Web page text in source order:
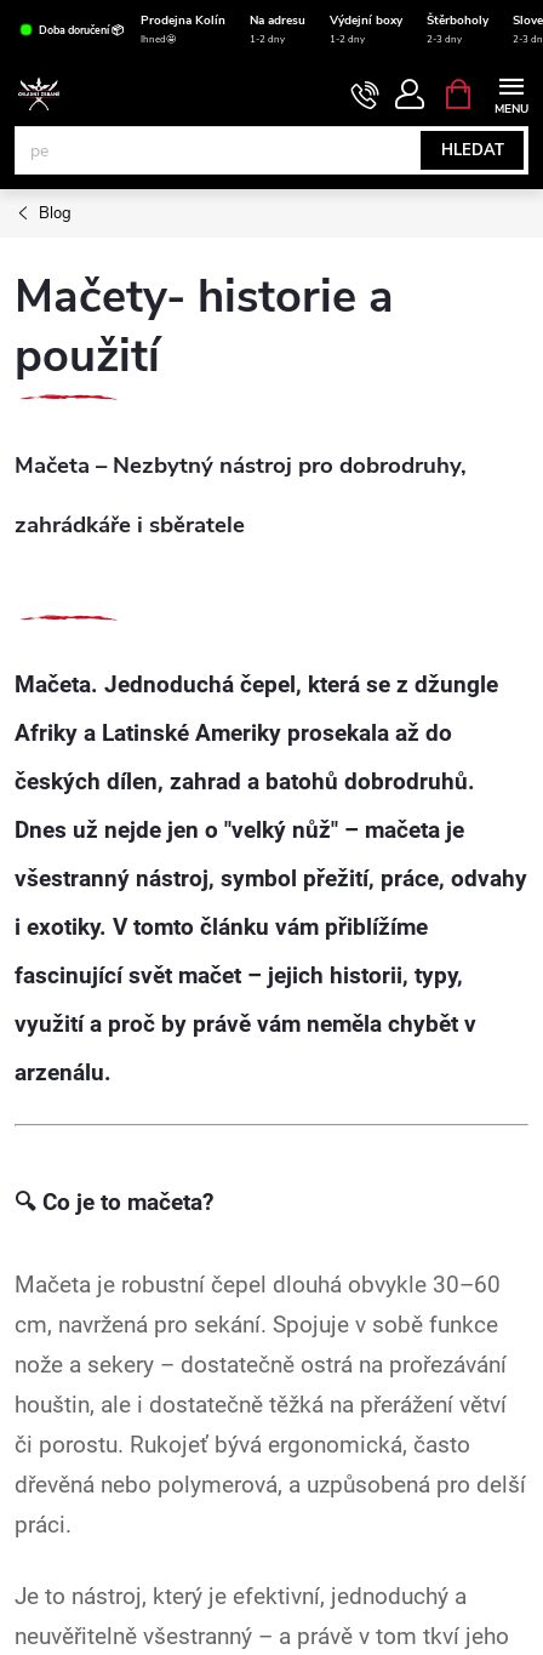
obsah
Doba doručení 📦
Prodejna Kolín Na adresu Výdejní boxy Štěrboholy
Ihned🤩 1-2 dny 1-2 dny 2-3 dny 2-3
HLEDAT
NÁKUPNÍ
KOŠÍK
Blog
Mačety- historie a
použití
Mačeta – Nezbytný nástroj pro dobrodruhy,
zahrádkáře i sběratele
Mačeta. Jednoduchá čepel, která se z džungle
Afriky a Latinské Ameriky prosekala až do
českých dílen, zahrad a batohů dobrodruhů.
Dnes už nejde jen o "velký nůž" – mačeta je
všestranný nástroj, symbol přežití, práce, odvahy
i exotiky. V tomto článku vám přiblížíme
fascinující svět mačet – jejich historii, typy,
využití a proč by právě vám neměla chybět v
arzenálu.
🔍 Co je to mačeta?
Mačeta je robustní čepel dlouhá obvykle 30–60
cm, navržená pro sekání. Spojuje v sobě funkce
nože a sekery – dostatečně ostrá na prořezávání
houštin, ale i dostatečně těžká na přerážení větví
či porostu. Rukojeť bývá ergonomická, často
dřevěná nebo polymerová, a uzpůsobená pro delší
práci.
Je to nástroj, který je efektivní, jednoduchý a
neuvěřitelně všestranný – a právě v tom tkví jeho